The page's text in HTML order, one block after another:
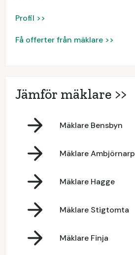
Profil >>
Få offerter från mäklare >>
Jämför mäklare >>
Mäklare Bensbyn
Mäklare Ambjörnarp
Mäklare Hagge
Mäklare Stigtomta
Mäklare Finja